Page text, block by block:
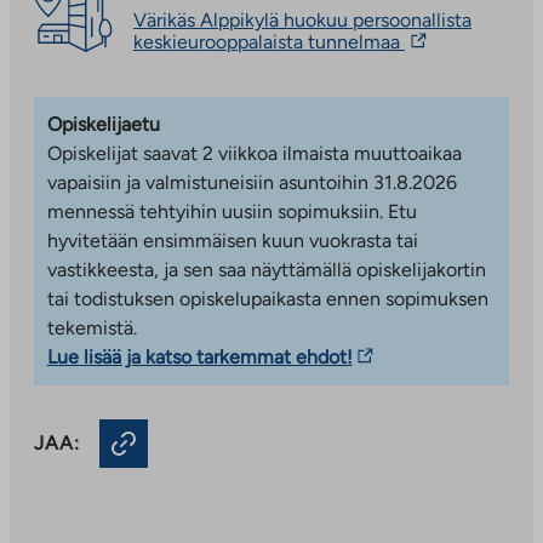
voit viihtyä pitkään.Värikäs Alppikylä huokuu persoonallista
keskieurooppalaista tunnelmaa Linkki
aukeaa
uuteen
välilehteen
Opiskelijaetu
Opiskelijat saavat 2 viikkoa ilmaista muuttoaikaa
vapaisiin ja valmistuneisiin asuntoihin 31.8.2026
mennessä tehtyihin uusiin sopimuksiin. Etu
hyvitetään ensimmäisen kuun vuokrasta tai
vastikkeesta, ja sen saa näyttämällä opiskelijakortin
tai todistuksen opiskelupaikasta ennen sopimuksen
tekemistä.
Lue lisää ja katso tarkemmat ehdot!Linkki
vie
JAA: